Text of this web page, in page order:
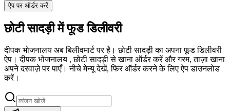
ऐप पर ऑर्डर करें
छोटी सादड़ी में फूड डिलीवरी
दीपक भोजनालय अब बिलीवमार्ट पर है। छोटी सादड़ी का अपना फूड डिलीवरी
ऐप। दीपक भोजनालय , छोटी सादड़ी से खाना ऑर्डर करें और गरम, ताज़ा खाना
अपने दरवाज़े पर पाएँ। नीचे मेन्यू देखें, फिर ऑर्डर करने के लिए ऐप डाउनलोड
करें।